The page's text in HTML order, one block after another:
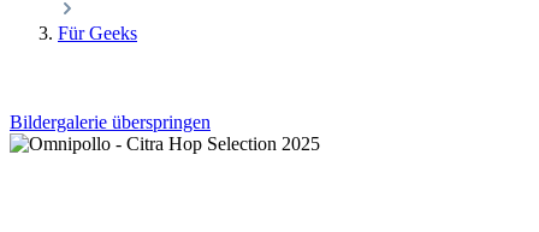
Für Geeks
Bildergalerie überspringen